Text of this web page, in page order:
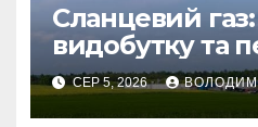
Сланцевий газ:
видобутку та
СЕР 5, 2026